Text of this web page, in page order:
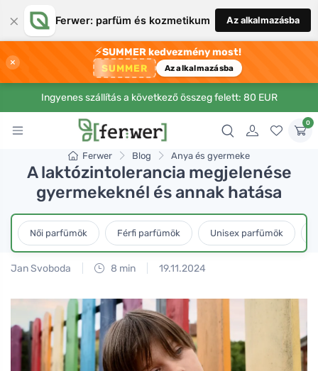
× Ferwer: parfüm és kozmetikum Az alkalmazásba
×
⚡SUMMER kedvezmény most!
SUMMER Az alkalmazásba
Ingyenes szállítás a következő összeg felett: 80 EUR
0
Ferwer Blog Anya és gyermeke
A laktózintolerancia megjelenése
gyermekeknél és annak hatása
Női parfümök Férfi parfümök Unisex parfümök
Jan Svoboda 8 min 19.11.2024